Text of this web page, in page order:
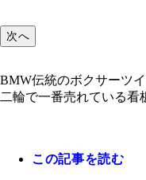
次へ
BMW伝統のボクサーツ
二輪で一番売れている看
この記事を読む